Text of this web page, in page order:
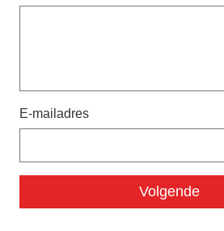
E-mailadres